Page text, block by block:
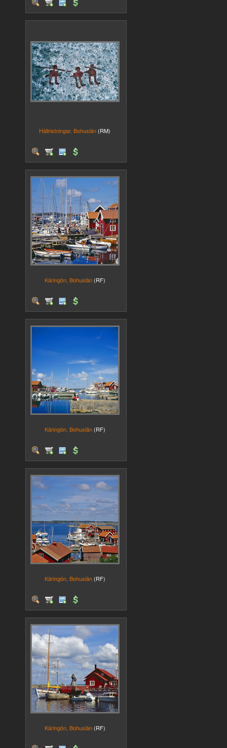
Hällristningar, Bohuslän (RM)
Käringön, Bohuslän (RF)
Käringön, Bohuslän (RF)
Käringön, Bohuslän (RF)
Käringön, Bohuslän (RF)